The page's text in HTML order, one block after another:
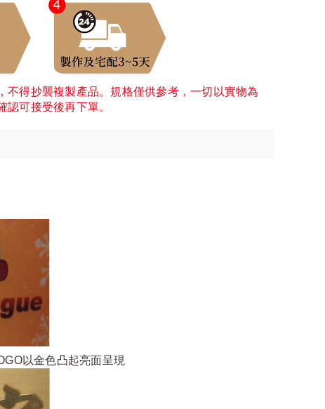
得抄襲複製產品。規格僅供參考，一切以實物為
可接受後再下單。
以金色凸起亮面呈現